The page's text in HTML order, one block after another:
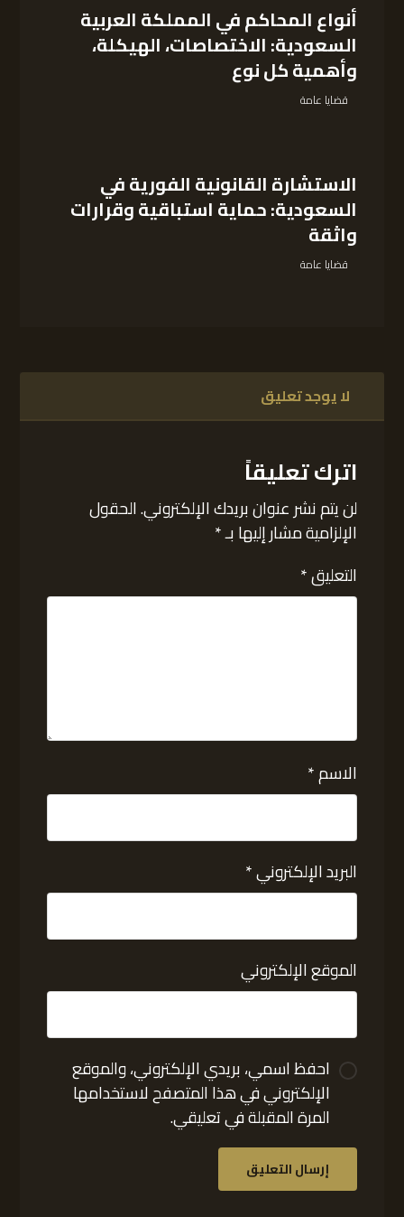
أنواع المحاكم في المملكة العربية
السعودية: الاختصاصات، الهيكلة،
وأهمية كل نوع
قضايا عامة
الاستشارة القانونية الفورية في
السعودية: حماية استباقية وقرارات
واثقة
قضايا عامة
لا يوجد تعليق
اترك تعليقاً
لن يتم نشر عنوان بريدك الإلكتروني.الحقول
الإلزامية مشار إليها بـ*
التعليق*
الاسم*
البريد الإلكتروني*
الموقع الإلكتروني
احفظ اسمي، بريدي الإلكتروني، والموقع
الإلكتروني في هذا المتصفح لاستخدامها
المرة المقبلة في تعليقي.